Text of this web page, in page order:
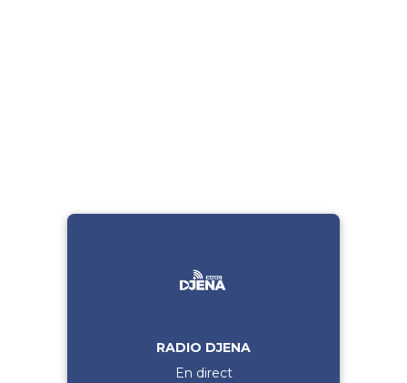
RADIO DJENA
En direct